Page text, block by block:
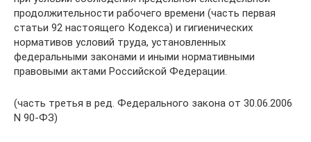
продолжительности рабочего времени (часть первая
статьи 92 настоящего Кодекса) и гигиенических
нормативов условий труда, установленных
федеральными законами и иными нормативными
правовыми актами Российской Федерации.
(часть третья в ред. Федерального закона от 30.06.2006
N 90-ФЗ)